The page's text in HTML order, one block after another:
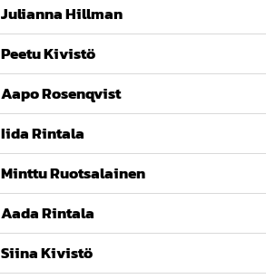
Julianna Hillman
Peetu Kivistö
Aapo Rosenqvist
Iida Rintala
Minttu Ruotsalainen
Aada Rintala
Siina Kivistö